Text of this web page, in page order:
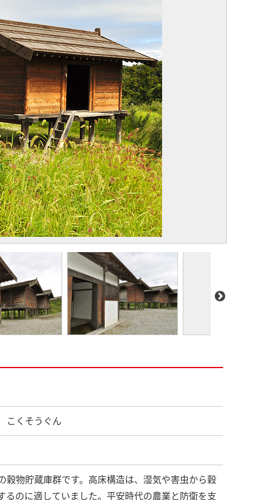
こくそうぐん
穀物貯蔵庫群です。高床構造は、湿気や害虫から穀
るのに適していました。平安時代の農業と防衛を支